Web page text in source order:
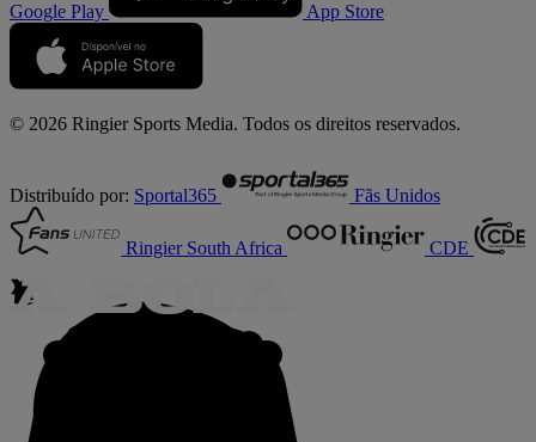
Google Play App Store
© 2026 Ringier Sports Media. Todos os direitos reservados.
Distribuído por: Sportal365 Fãs Unidos
Ringier South Africa CDE